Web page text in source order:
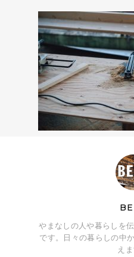
やまなしの人や暮らしを
です。日々の暮らしの中
えま